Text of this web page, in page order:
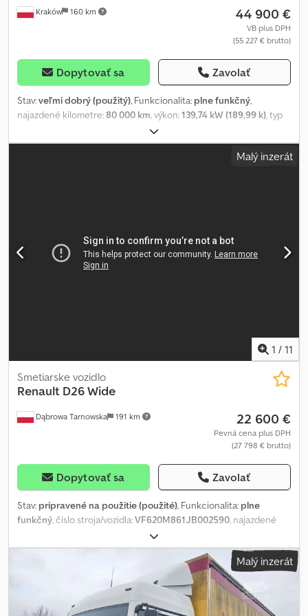
Kraków 160 km 44 900 €
VB plus DPH
(55 227 € brutto)
Dopytovať sa Zavolať
Stav:veľmi dobrý (použitý), Funkcionalita: plne funkčný,
najazdené kilometre:80 000 km, výkon:139,74 kW (189,99 k), typ
17 976 kg
4x2, farba:biely, kabína vodiča:spacia kabína, typ prevodu:
oceľ-vzduch, Rok
kg Euro 6 Výkon: 190 k 4×2 Zadné vzduchové odpruženie
Uzávierka diferenciálu Ťažné zariadenie Držiak na rezervné koleso
Nadstavba s posuvnou plachtou Súčasťou je trojnápravový príves.
Malý inzerát
1 / 11
Dąbrowa Tarnowska 191 km
Smetiarske vozidlo
Renault D26 Wide
22 600 €
Pevná cena plus DPH
(27 798 € brutto)
Dopytovať sa Zavolať
Stav: pripravené na použitie (použité), Funkcionalita: plne
funkčný, číslo stroja/vozidla:VF620M861JB002590, najazdené
, prvá registrácia:
pohotovostná hmotnosť:14 089 kg, maximálna hmotnosť nákladu:
27 000 kg, veľkosť pneumatiky:
, konfigurácia náprav: , rázvor náprav:3 900 mm
vzdialenosť náprav:1 350 mm , palivo:nafta , brzdy: retardér
biely, typ prevodu:automatický, emisná trieda:
, zavesenie:
Malý inzerát